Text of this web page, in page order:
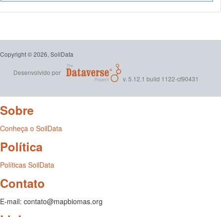
Copyright © 2026, SoilData
Desenvolvido por
v. 5.12.1 build 1122-cf90431
Sobre
Conheça o SoilData
Política
Políticas SoilData
Contato
E-mail: contato@mapbiomas.org